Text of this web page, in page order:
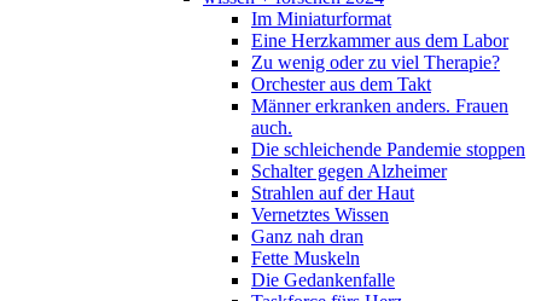
Im Miniaturformat
Eine Herzkammer aus dem Labor
Zu wenig oder zu viel Therapie?
Orchester aus dem Takt
Männer erkranken anders. Frauen
auch.
Die schleichende Pandemie stoppen
Schalter gegen Alzheimer
Strahlen auf der Haut
Vernetztes Wissen
Ganz nah dran
Fette Muskeln
Die Gedankenfalle